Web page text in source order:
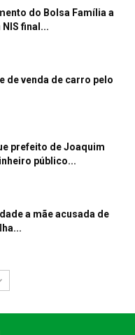
do Bolsa Família a
final...
de venda de carro pelo
prefeito de Joaquim
público...
a mãe acusada de